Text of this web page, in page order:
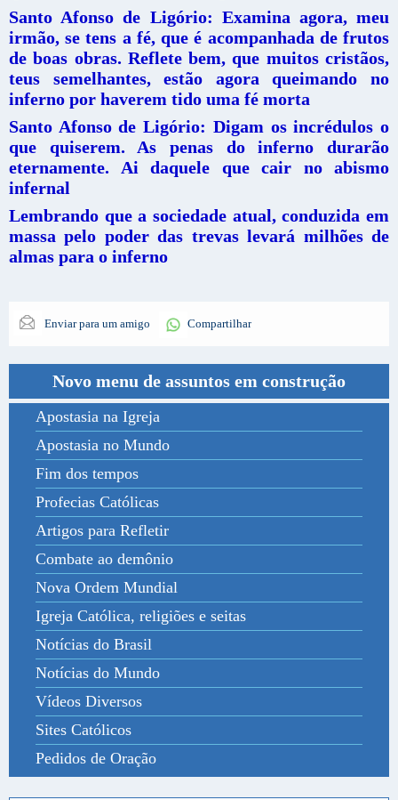
Santo Afonso de Ligório: Examina agora, meu
irmão, se tens a fé, que é acompanhada de frutos
de boas obras. Reflete bem, que muitos cristãos,
teus semelhantes, estão agora queimando no
inferno por haverem tido uma fé morta
Santo Afonso de Ligório: Digam os incrédulos o
que quiserem. As penas do inferno durarão
eternamente. Ai daquele que cair no abismo
infernal
Lembrando que a sociedade atual, conduzida em
massa pelo poder das trevas levará milhões de
almas para o inferno
Enviar para um amigo Compartilhar
Novo menu de assuntos em construção
Apostasia na Igreja
Apostasia no Mundo
Fim dos tempos
Profecias Católicas
Artigos para Refletir
Combate ao demônio
Nova Ordem Mundial
Igreja Católica, religiões e seitas
Notícias do Brasil
Notícias do Mundo
Vídeos Diversos
Sites Católicos
Pedidos de Oração